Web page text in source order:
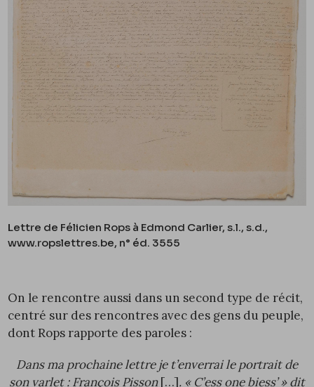
Lettre de Félicien Rops à Edmond Carlier, s.l., s.d.,
www.ropslettres.be, n° éd. 3555
On le rencontre aussi dans un second type de récit,
centré sur des rencontres avec des gens du peuple,
dont Rops rapporte des paroles :
Dans ma prochaine lettre je t’enverrai le portrait de
son varlet : François Pisson[…]. « C’ess one biess’ » dit